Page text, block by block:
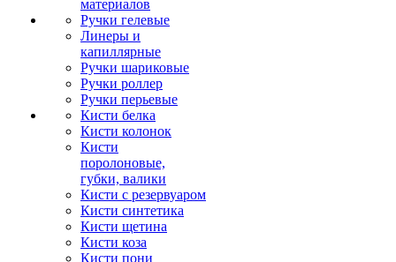
материалов
Ручки гелевые
Линеры и
капиллярные
Ручки шариковые
Ручки роллер
Ручки перьевые
Кисти белка
Кисти колонок
Кисти
поролоновые,
губки, валики
Кисти с резервуаром
Кисти синтетика
Кисти щетина
Кисти коза
Кисти пони